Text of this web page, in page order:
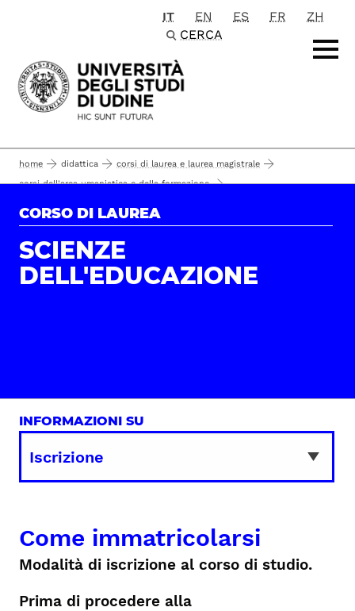
Passa al contenuto principale
IT EN ES FR
ZH
CERCA
home didattica
corsi di laurea e laurea magistrale
corsi dell'area umanistica e della formazione
scienze dell'educazione iscrizione come immatricolarsi
CORSO DI LAUREA
SCIENZE
DELL'EDUCAZIONE
INFORMAZIONI SU
Come immatricolarsi
Modalità di iscrizione al corso di studio.
Prima di procedere alla